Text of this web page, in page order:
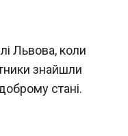
Львова, коли
знайшли
стані.